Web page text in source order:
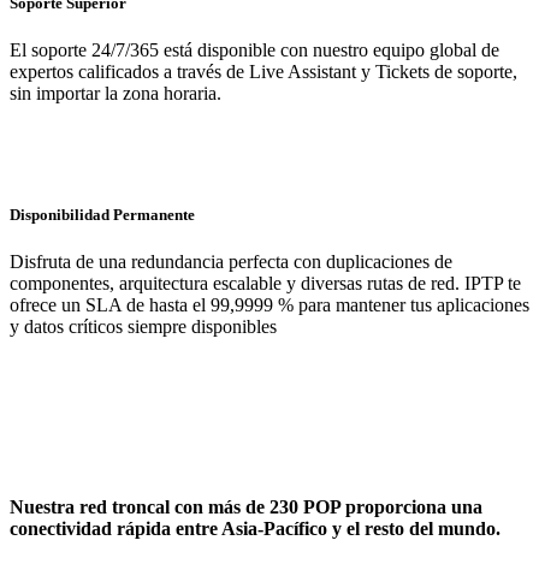
El soporte 24/7/365 está disponible con nuestro equipo global de
expertos calificados a través de Live Assistant y Tickets de soporte,
sin importar la zona horaria.
Disponibilidad Permanente
Disfruta de una redundancia perfecta con duplicaciones de
componentes, arquitectura escalable y diversas rutas de red. IPTP te
ofrece un SLA de hasta el 99,9999 % para mantener tus aplicaciones
y datos críticos siempre disponibles
Nuestra red troncal con más de 230 POP proporciona una
conectividad rápida entre Asia-Pacífico y el resto del mundo.